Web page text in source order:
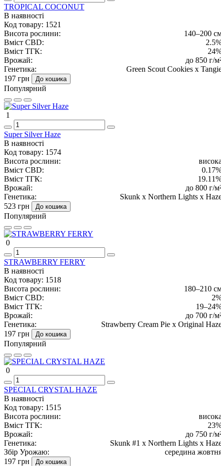
TROPICAL COCONUT
В наявності
Код товару: 1521
Висота рослини:
140–200
Вміст CBD:
Вміст ТГК:
Врожай:
до 850 г/
Генетика:
Green Scout Cookies x
197 грн
До кошика
Популярний
1
Super Silver Haze
В наявності
Код товару: 1574
Висота рослини:
Вміст CBD:
Вміст ТГК:
Врожай:
до 800 г/
Генетика:
Skunk x Northern Lights x
523 грн
До кошика
Популярний
0
STRAWBERRY FERRY
В наявності
Код товару: 1518
Висота рослини:
180–210
Вміст CBD:
Вміст ТГК:
Врожай:
до 700 г/
Генетика:
Strawberry Cream Pie x Original
197 грн
До кошика
Популярний
0
SPECIAL CRYSTAL HAZE
В наявності
Код товару: 1515
Висота рослини:
Вміст ТГК:
Врожай:
до 750 г/
Генетика:
Skunk #1 x Northern Lights x
Збір Урожаю:
середина
197 грн
До кошика